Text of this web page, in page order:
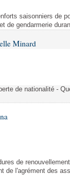
saisonniers de
de gendarmerie
Minard
de nationalité -
de
de l'agrément des